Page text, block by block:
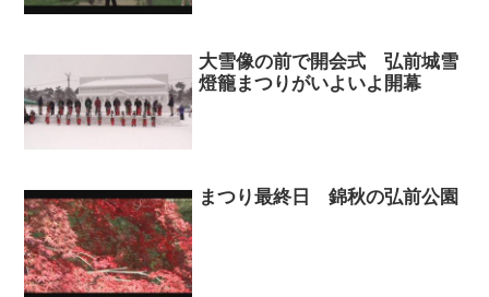
大雪像の前で開会式 弘前城雪
燈籠まつりがいよいよ開幕
まつり最終日 錦秋の弘前公園